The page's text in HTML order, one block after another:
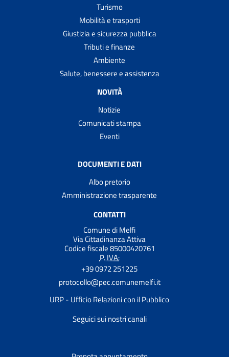
Turismo
Mobilità e trasporti
Giustizia e sicurezza pubblica
Tributi e finanze
Ambiente
Salute, benessere e assistenza
NOVITÀ
Notizie
Comunicati stampa
Eventi
DOCUMENTI E DATI
Albo pretorio
Amministrazione trasparente
CONTATTI
Comune di Melfi
Via Cittadinanza Attiva
Codice fiscale 85000420761
P. IVA:
+39 0972 251225
protocollo@pec.comunemelfi.it
URP - Ufficio Relazioni con il Pubblico
Seguici sui nostri canali